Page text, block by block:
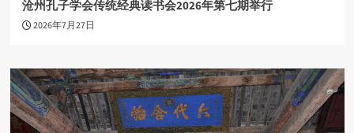
沧州孔子学会传统经典读书会2026年第七期举行
2026年7月27日